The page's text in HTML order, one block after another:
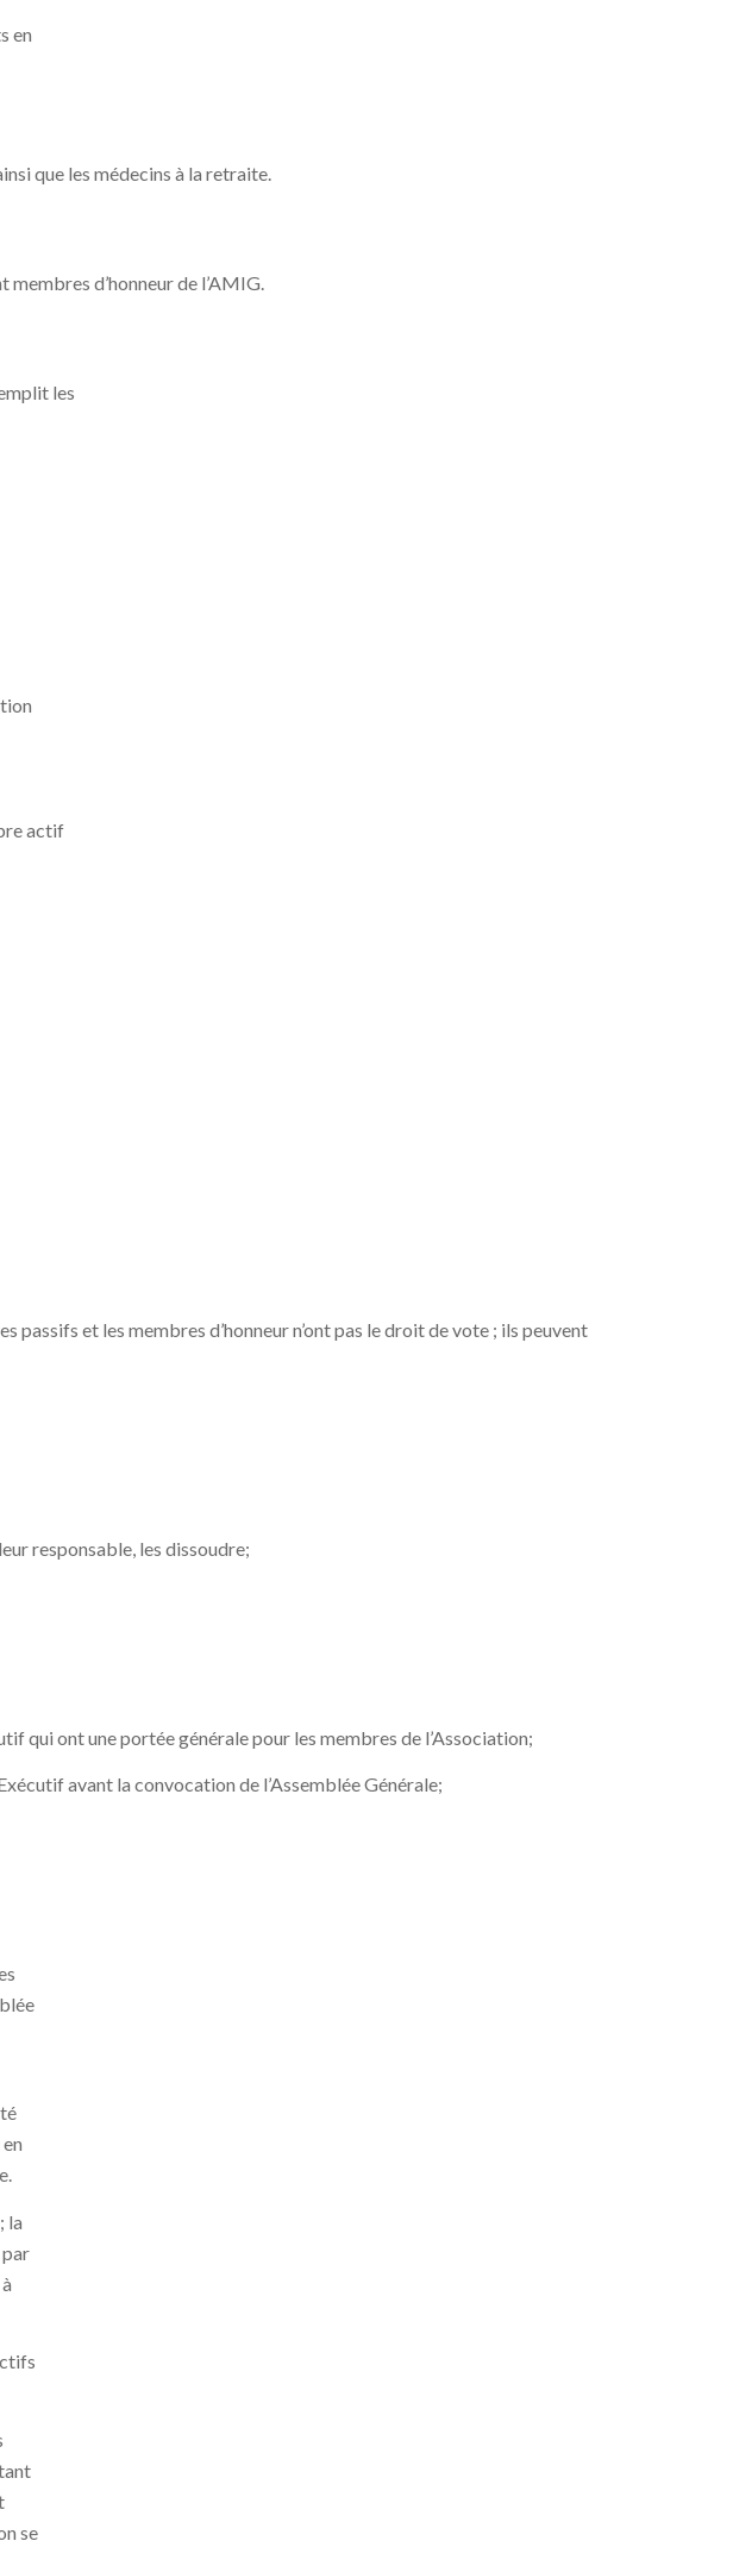
en
que les médecins à la retraite.
membres d’honneur de l’AMIG.
les
actif
passifs et les membres d’honneur n’ont pas le droit de vote ; ils peuvent
responsable, les dissoudre;
qui ont une portée générale pour les membres de l’Association;
avant la convocation de l’Assemblée Générale;
la
par
se